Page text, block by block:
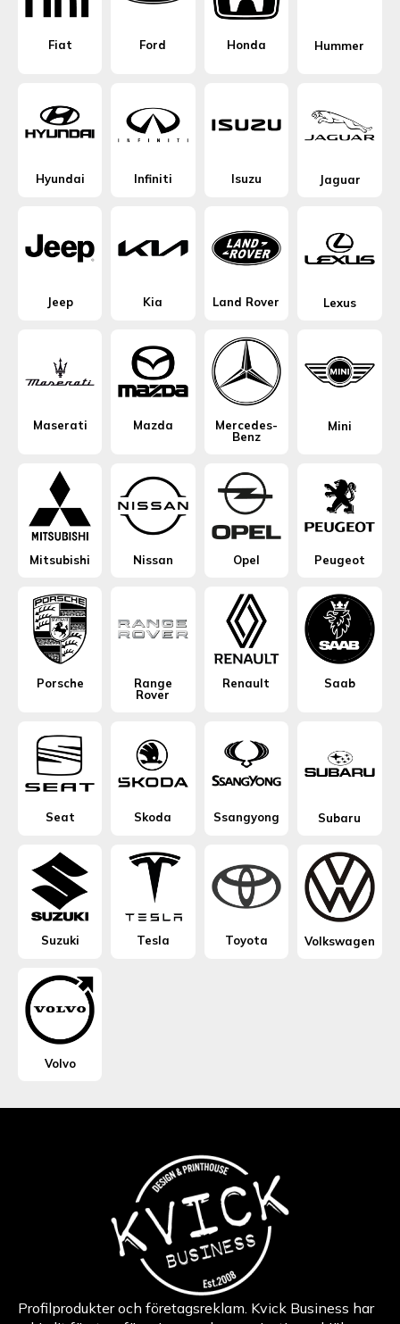
Fiat Ford Honda Hummer
Hyundai Infiniti Isuzu Jaguar
Jeep Kia Land Rover Lexus
Maserati Mazda
Mercedes-
Benz
Mini
Mitsubishi Nissan Opel Peugeot
Porsche
Range
Rover
Renault Saab
Seat Skoda Ssangyong Subaru
Suzuki Tesla Toyota Volkswagen
Volvo
Profilprodukter och företagsreklam. Kvick Business har